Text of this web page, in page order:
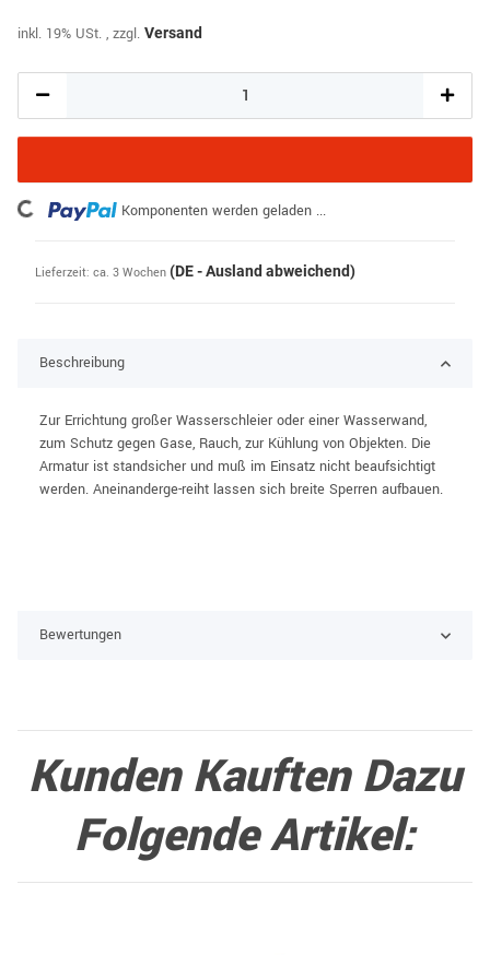
inkl. 19% USt. , zzgl. Versand
Loading... Komponenten werden geladen ...
Lieferzeit: ca. 3 Wochen (DE - Ausland abweichend)
Beschreibung
Zur Errichtung großer Wasserschleier oder einer Wasserwand,
zum Schutz gegen Gase, Rauch, zur Kühlung von Objekten. Die
Armatur ist standsicher und muß im Einsatz nicht beaufsichtigt
werden. Aneinanderge-reiht lassen sich breite Sperren aufbauen.
Bewertungen
Kunden Kauften Dazu
Folgende Artikel: